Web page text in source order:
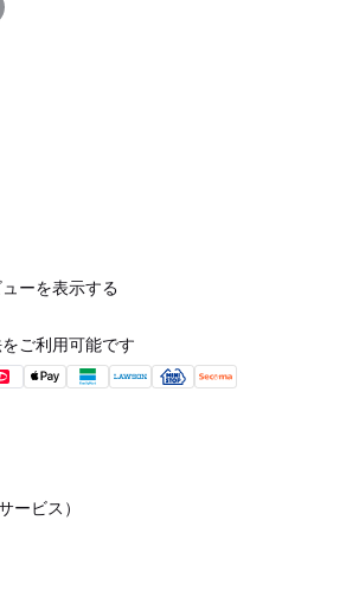
ーを表示する
ご利用可能です
ービス）